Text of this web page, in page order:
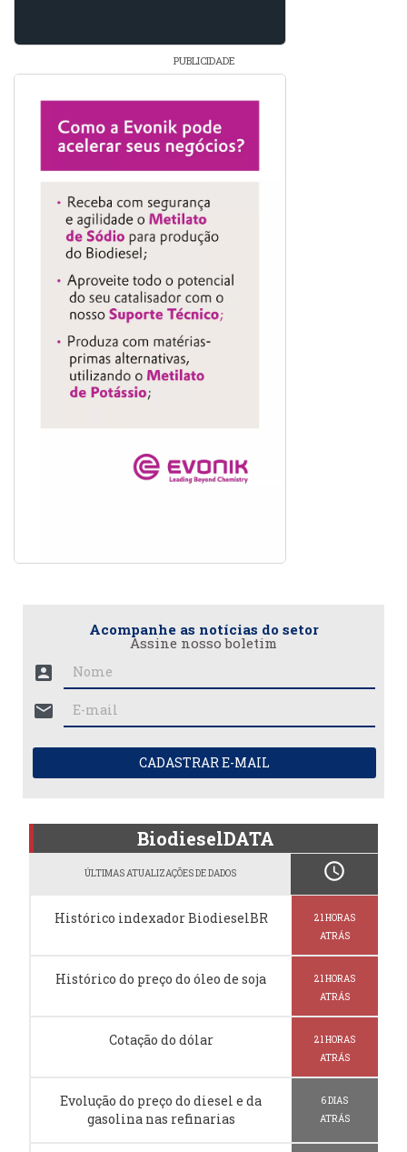
PUBLICIDADE
Acompanhe as notícias do setor
Assine nosso boletim
account_box
mail
CADASTRAR E-MAIL
BiodieselDATA
ÚLTIMAS ATUALIZAÇÕES DE DADOS schedule
Histórico indexador BiodieselBR
21 HORAS
ATRÁS
Histórico do preço do óleo de soja
21 HORAS
ATRÁS
Cotação do dólar
21 HORAS
ATRÁS
Evolução do preço do diesel e da
gasolina nas refinarias
6 DIAS
ATRÁS